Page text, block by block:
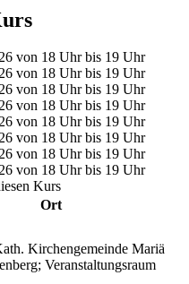
von 18 Uhr bis 19 Uhr
von 18 Uhr bis 19 Uhr
von 18 Uhr bis 19 Uhr
von 18 Uhr bis 19 Uhr
von 18 Uhr bis 19 Uhr
von 18 Uhr bis 19 Uhr
von 18 Uhr bis 19 Uhr
von 18 Uhr bis 19 Uhr
Kurs
Ort
Kirchengemeinde Mariä
Veranstaltungsraum